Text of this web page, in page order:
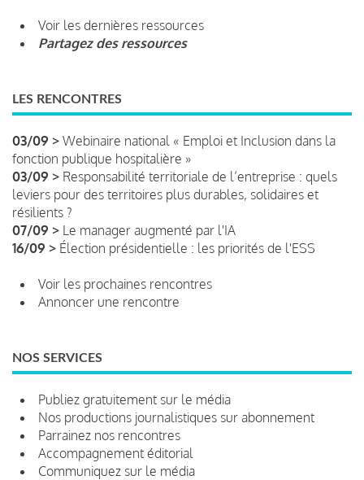
Voir les dernières ressources
Partagez des ressources
LES RENCONTRES
03/09 > Webinaire national « Emploi et Inclusion dans la
fonction publique hospitalière »
03/09 > Responsabilité territoriale de l’entreprise : quels
leviers pour des territoires plus durables, solidaires et
résilients ?
07/09 > Le manager augmenté par l'IA
16/09 > Élection présidentielle : les priorités de l'ESS
Voir les prochaines rencontres
Annoncer une rencontre
NOS SERVICES
Publiez gratuitement sur le média
Nos productions journalistiques sur abonnement
Parrainez nos rencontres
Accompagnement éditorial
Communiquez sur le média